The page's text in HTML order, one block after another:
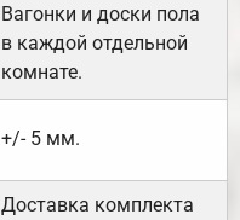
Вагонки и доски пола
в каждой отдельной
комнате.
+/- 5 мм.
Доставка комплекта